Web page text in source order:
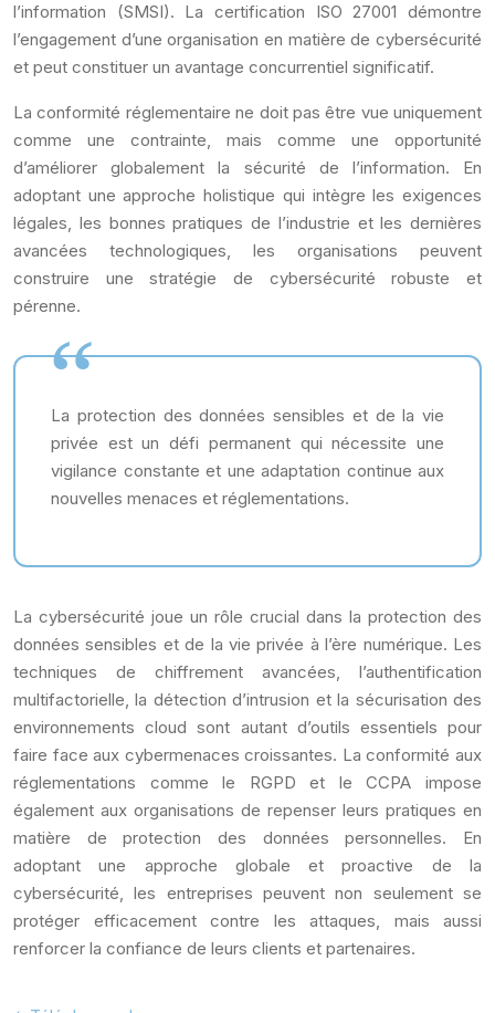
l’information (SMSI). La certification ISO 27001 démontre
l’engagement d’une organisation en matière de cybersécurité
et peut constituer un avantage concurrentiel significatif.
La conformité réglementaire ne doit pas être vue uniquement
comme une contrainte, mais comme une opportunité
d’améliorer globalement la sécurité de l’information. En
adoptant une approche holistique qui intègre les exigences
légales, les bonnes pratiques de l’industrie et les dernières
avancées technologiques, les organisations peuvent
construire une stratégie de cybersécurité robuste et
pérenne.
La protection des données sensibles et de la vie
privée est un défi permanent qui nécessite une
vigilance constante et une adaptation continue aux
nouvelles menaces et réglementations.
La cybersécurité joue un rôle crucial dans la protection des
données sensibles et de la vie privée à l’ère numérique. Les
techniques de chiffrement avancées, l’authentification
multifactorielle, la détection d’intrusion et la sécurisation des
environnements cloud sont autant d’outils essentiels pour
faire face aux cybermenaces croissantes. La conformité aux
réglementations comme le RGPD et le CCPA impose
également aux organisations de repenser leurs pratiques en
matière de protection des données personnelles. En
adoptant une approche globale et proactive de la
cybersécurité, les entreprises peuvent non seulement se
protéger efficacement contre les attaques, mais aussi
renforcer la confiance de leurs clients et partenaires.